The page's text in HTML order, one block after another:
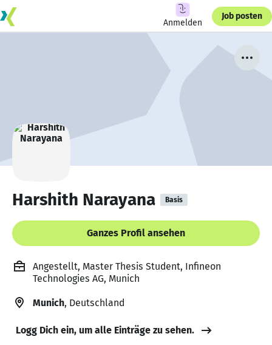
Anmelden
Job posten
Harshith Narayana Basis
Ganzes Profil ansehen
Angestellt, Master Thesis Student, Infineon
Technologies AG, Munich
Munich, Deutschland
Logg Dich ein, um alle Einträge zu sehen.